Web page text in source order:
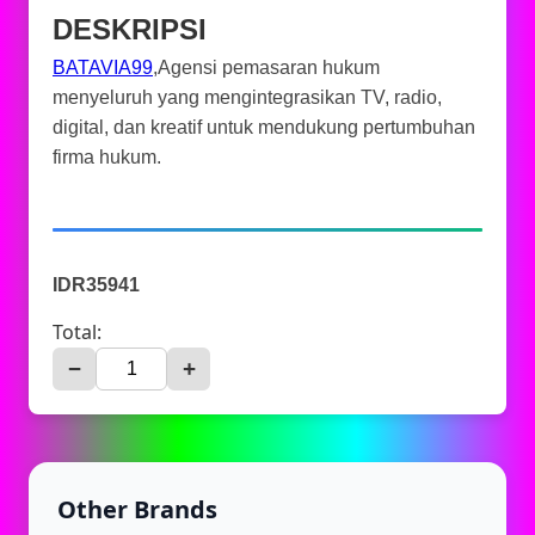
DESKRIPSI
BATAVIA99,Agensi pemasaran hukum
menyeluruh yang mengintegrasikan TV, radio,
digital, dan kreatif untuk mendukung pertumbuhan
firma hukum.
IDR35941
Total:
− +
Other Brands